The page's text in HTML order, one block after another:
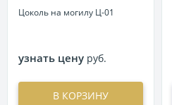
Цоколь на могилу Ц-01
узнать цену руб.
В КОРЗИНУ